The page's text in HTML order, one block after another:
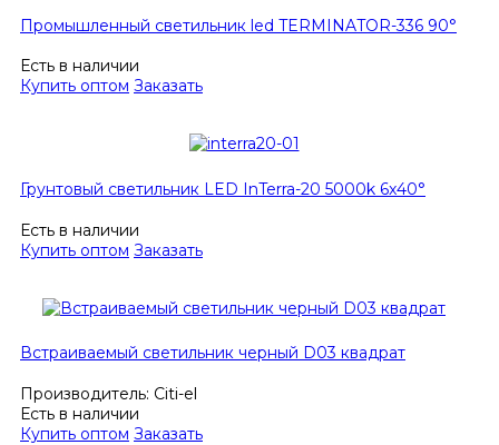
Промышленный светильник led TERMINATOR-336 90°
Есть в наличии
Купить оптом Заказать
Грунтовый светильник LED InTerra-20 5000k 6x40°
Есть в наличии
Купить оптом Заказать
Встраиваемый светильник черный D03 квадрат
Производитель: Citi-el
Есть в наличии
Купить оптом Заказать